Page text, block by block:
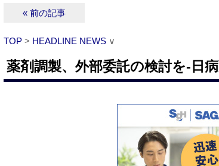
« 前の記事
TOP > HEADLINE NEWS ∨
薬剤調製、外部委託の検討を‐日